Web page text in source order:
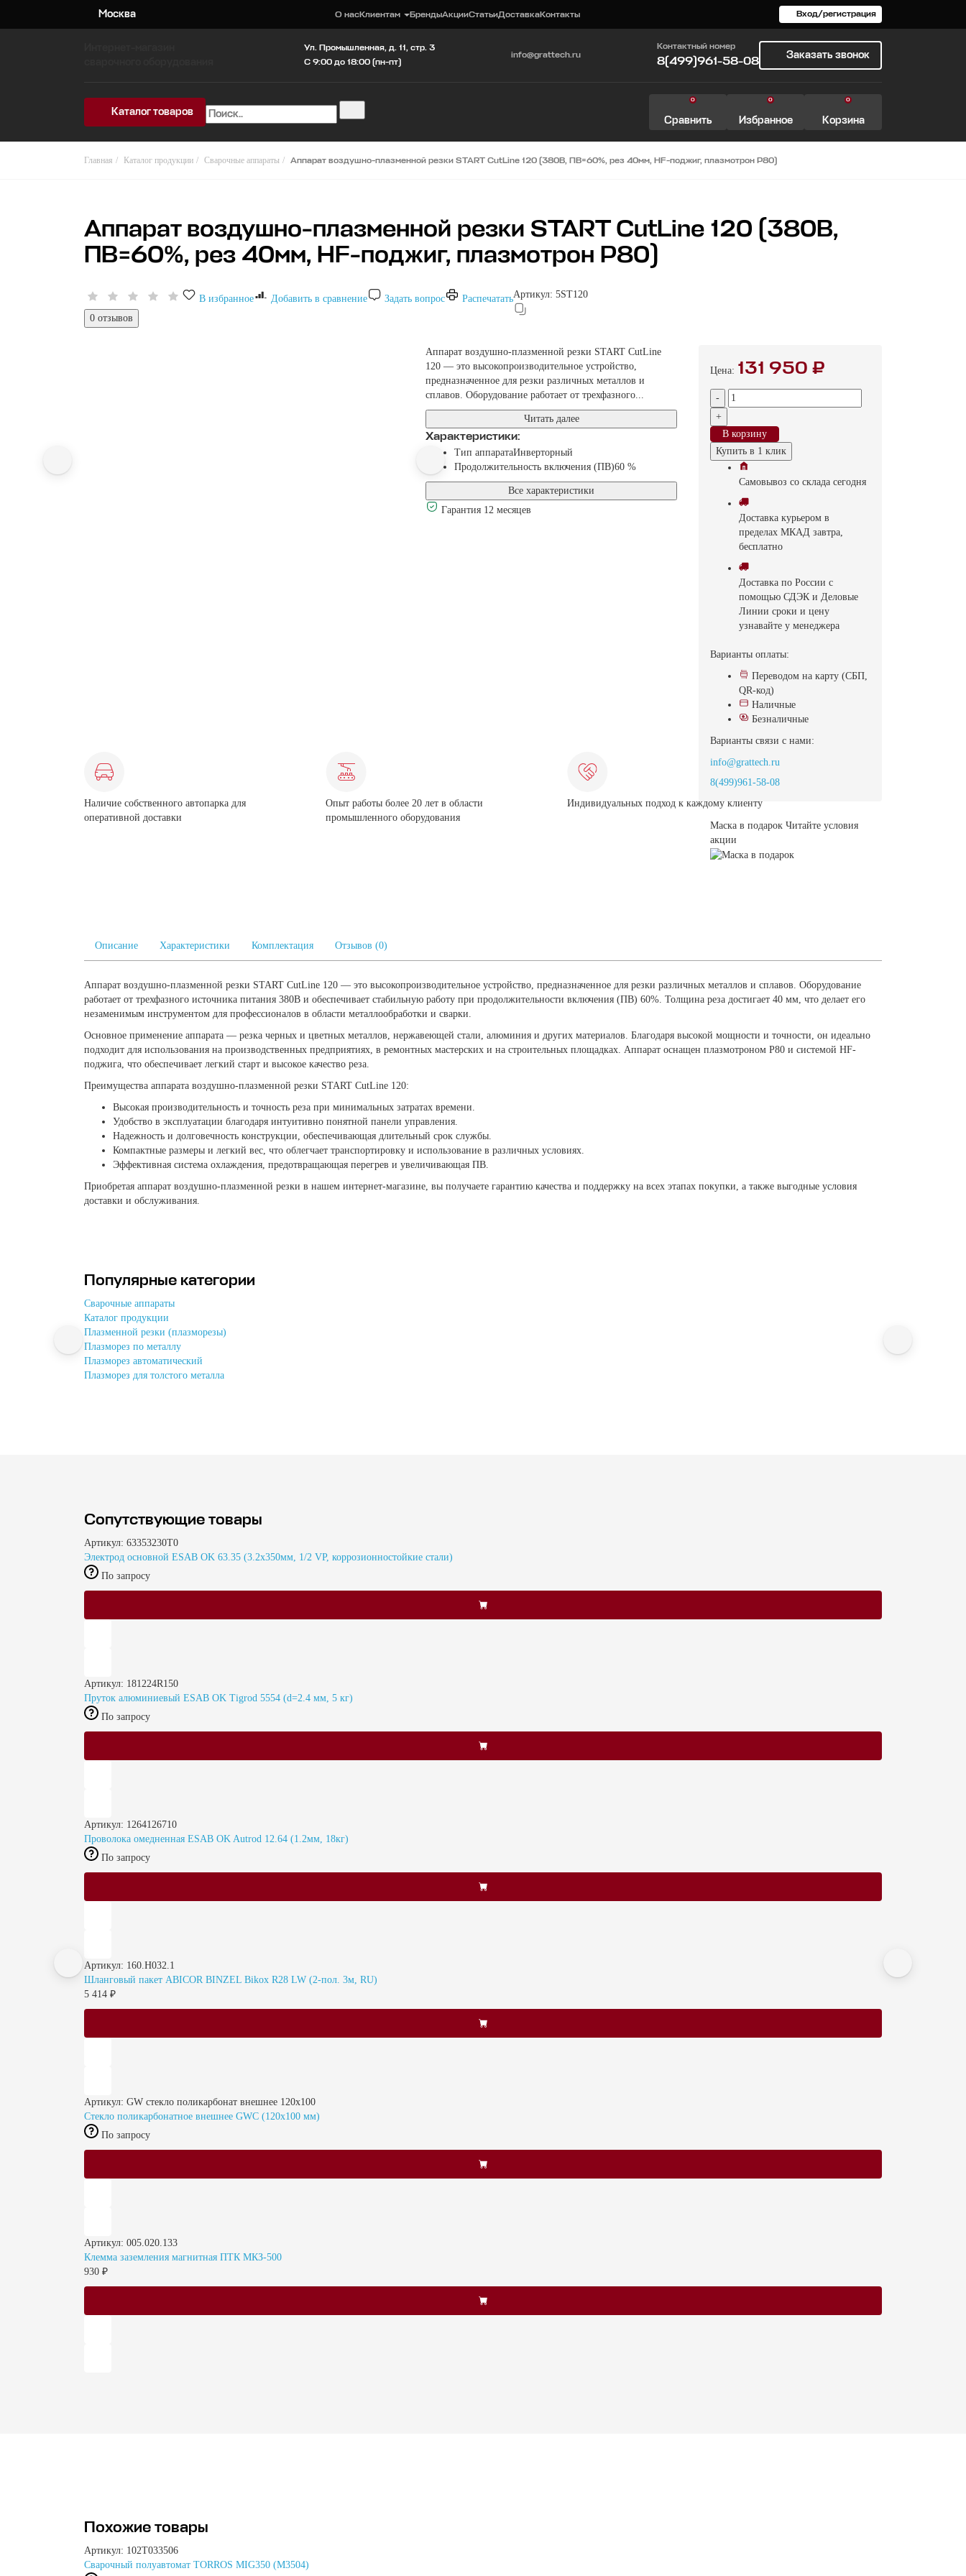
Москва О насКлиентам БрендыАкцииСтатьиДоставкаКонтакты Вход/регистрация
Ул. Промышленная, д. 11, стр. 3
C 9:00 до 18:00 (пн-пт)
info@grattech.ru
Контактный номер
8(499)961-58-08
Заказать звонок
Каталог товаров
0
Сравнить
0
Избранное
0
Корзина
Главная Каталог продукции Сварочные аппараты Аппарат воздушно-плазменной резки START CutLine 120 (380В, ПВ=60%, рез 40мм, HF-поджиг, плазмотрон P80)
Аппарат воздушно-плазменной резки START CutLine 120 (380В,
ПВ=60%, рез 40мм, HF-поджиг, плазмотрон P80)
0 отзывов
В избранное Добавить в сравнение Задать вопрос РаспечататьАртикул: 5ST120
Цена: 131 950 ₽
-
+
В корзину
Купить в 1 клик
Самовывоз со склада cегодня
Доставка курьером в
пределах МКАД завтра,
бесплатно
Доставка по России с
помощью СДЭК и Деловые
Линии сроки и цену
узнавайте у менеджера
Варианты оплаты:
Переводом на карту (СБП,
QR-код)
Наличные
Безналичные
Варианты связи с нами:
info@grattech.ru
8(499)961-58-08
Маска в подарок Читайте условия
акции
Аппарат воздушно-плазменной резки START CutLine
120 — это высокопроизводительное устройство,
предназначенное для резки различных металлов и
сплавов. Оборудование работает от трехфазного...
Читать далее
Характеристики:
Тип аппаратаИнверторный
Продолжительность включения (ПВ)60 %
Все характеристики
Гарантия 12 месяцев
Наличие собственного автопарка для
оперативной доставки
Опыт работы более 20 лет в области
промышленного оборудования
Индивидуальных подход к каждому клиенту
Описание Характеристики Комплектация Отзывов (0)
Аппарат воздушно-плазменной резки START CutLine 120 — это высокопроизводительное устройство, предназначенное для резки различных металлов и сплавов. Оборудование
работает от трехфазного источника питания 380В и обеспечивает стабильную работу при продолжительности включения (ПВ) 60%. Толщина реза достигает 40 мм, что делает его
незаменимым инструментом для профессионалов в области металлообработки и сварки.
Основное применение аппарата — резка черных и цветных металлов, нержавеющей стали, алюминия и других материалов. Благодаря высокой мощности и точности, он идеально
подходит для использования на производственных предприятиях, в ремонтных мастерских и на строительных площадках. Аппарат оснащен плазмотроном P80 и системой HF-
поджига, что обеспечивает легкий старт и высокое качество реза.
Преимущества аппарата воздушно-плазменной резки START CutLine 120:
Высокая производительность и точность реза при минимальных затратах времени.
Удобство в эксплуатации благодаря интуитивно понятной панели управления.
Надежность и долговечность конструкции, обеспечивающая длительный срок службы.
Компактные размеры и легкий вес, что облегчает транспортировку и использование в различных условиях.
Эффективная система охлаждения, предотвращающая перегрев и увеличивающая ПВ.
Приобретая аппарат воздушно-плазменной резки в нашем интернет-магазине, вы получаете гарантию качества и поддержку на всех этапах покупки, а также выгодные условия
доставки и обслуживания.
Популярные категории
Сварочные аппараты
Каталог продукции
Плазменной резки (плазморезы)
Плазморез по металлу
Плазморез автоматический
Плазморез для толстого металла
Сопутствующие товары
Артикул: 63353230T0
Электрод основной ESAB OK 63.35 (3.2x350мм, 1/2 VP, коррозионностойкие стали)
По запросу
Артикул: 181224R150
Пруток алюминиевый ESAB OK Tigrod 5554 (d=2.4 мм, 5 кг)
По запросу
Артикул: 1264126710
Проволока омедненная ESAB OK Autrod 12.64 (1.2мм, 18кг)
По запросу
Артикул: 160.H032.1
Шланговый пакет ABICOR BINZEL Bikox R28 LW (2-пол. 3м, RU)
5 414 ₽
Артикул: GW стекло поликарбонат внешнее 120x100
Стекло поликарбонатное внешнее GWC (120x100 мм)
По запросу
Артикул: 005.020.133
Клемма заземления магнитная ПТК МКЗ-500
930 ₽
Похожие товары
Артикул: 102Т033506
Сварочный полуавтомат TORROS MIG350 (M3504)